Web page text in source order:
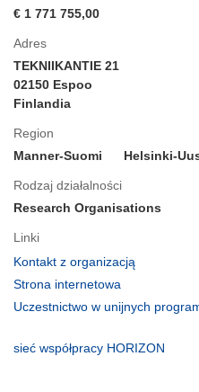
Adres
TEKNIIKANTIE 21
02150 Espoo
Finlandia
Region
Manner-Suomi
Helsinki-
Rodzaj działalności
Research Organisations
Linki
Kontakt z organizacją
się
oknie)
Strona internetowa
otworzy
w
Uczestnictwo w unijnych
otworzy
sieć współpracy HORIZON
€ 1 771 755,00